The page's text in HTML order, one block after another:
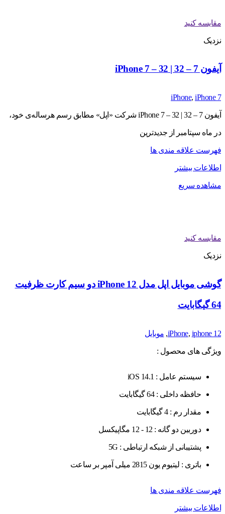
مقایسه کنید
نزدیک
آیفون 7 – 32 | iPhone 7 – 32
iPhone, iPhone 7
آیفون 7 – 32 | iPhone 7 – 32 شرکت «اپل» مطابق رسم هرساله‌ی خود،
در ماه سپتامبر از جدیدترین
فهرست علاقه مندی ها
اطلاعات بیشتر
مشاهده سریع
مقایسه کنید
نزدیک
گوشی موبایل اپل مدل iPhone 12 دو سیم‌ کارت ظرفیت
64 گیگابایت
iPhone, iphone 12
, موبایل
ویژگی های محصول :
سیستم عامل : iOS 14.1
حافظه داخلی : 64 گیگابایت
مقدار رم : 4 گیگابایت
دوربین دو گانه : 12 - 12 مگاپیکسل
پشتیبانی از شبکه ارتباطی : 5G
باتری : لیتیوم یون 2815 میلی آمپر بر ساعت
فهرست علاقه مندی ها
اطلاعات بیشتر